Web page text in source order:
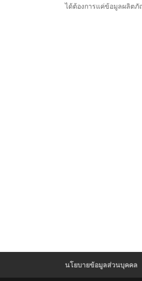
ได้ต้องการแค่ข้อมูลผลิตภั
นโยบายข้อมูลส่วนบุคคล